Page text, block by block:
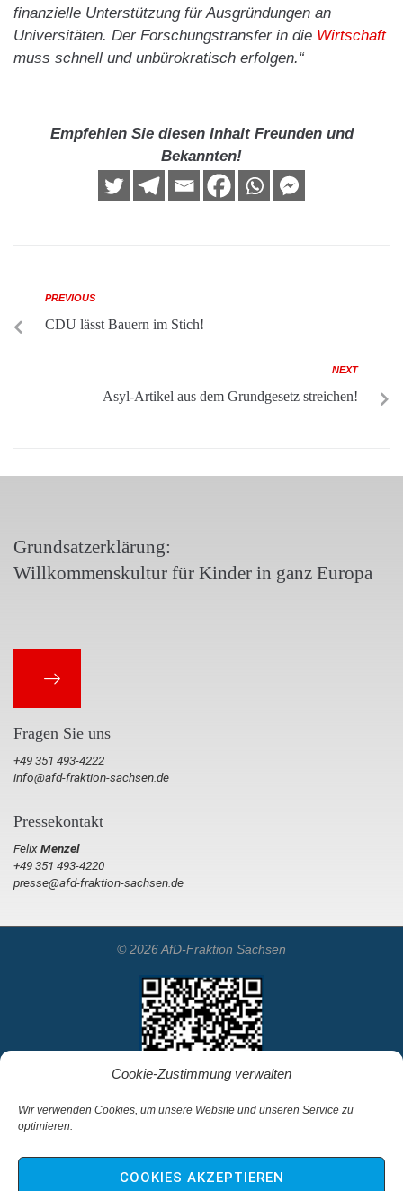
Cookie-Zustimmung verwalten
Wir verwenden Cookies, um unsere Website und unseren Service zu
optimieren.
COOKIES AKZEPTIEREN
finanzielle Unterstützung für Ausgründungen an
Universitäten. Der Forschungstransfer in die Wirtschaft
muss schnell und unbürokratisch erfolgen.“
Empfehlen Sie diesen Inhalt Freunden und
Bekannten!
PREVIOUS
CDU lässt Bauern im Stich!
NEXT
Asyl-Artikel aus dem Grundgesetz streichen!
Grundsatzerklärung:
Willkommenskultur für Kinder in ganz Europa
Fragen Sie uns
+49 351 493-4222
info@afd-fraktion-sachsen.de
Pressekontakt
FelixMenzel
+49 351 493-4220
presse@afd-fraktion-sachsen.de
© 2026 AfD-Fraktion Sachsen
Startseite
Kontakt